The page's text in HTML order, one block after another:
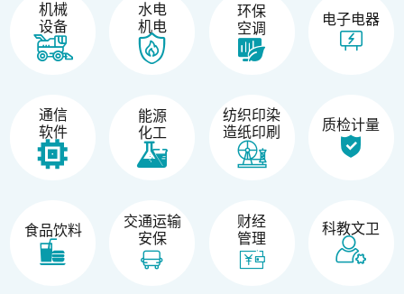
机械
设备
水电
机电
环保
空调
电子电器
通信
软件
能源
化工
纺织印染
造纸印刷
质检计量
食品饮料
交通运输
安保
财经
管理
科教文卫